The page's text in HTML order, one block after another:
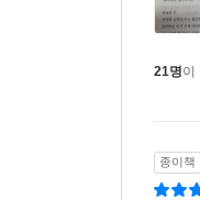
21명이
종이책